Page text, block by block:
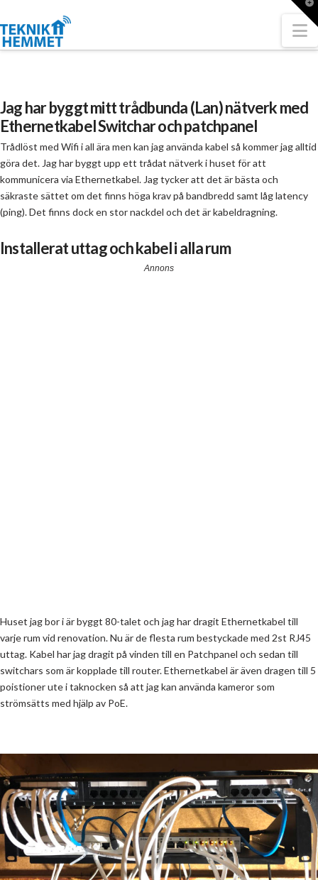
Jag har byggt mitt trådbunda (Lan) nätverk med
Ethernetkabel Switchar och patchpanel
Trådlöst med Wifi i all ära men kan jag använda kabel så kommer jag alltid
göra det. Jag har byggt upp ett trådat nätverk i huset för att
kommunicera via Ethernetkabel. Jag tycker att det är bästa och
säkraste sättet om det finns höga krav på bandbredd samt låg latency
(ping). Det finns dock en stor nackdel och det är kabeldragning.
Installerat uttag och kabel i alla rum
Huset jag bor i är byggt 80-talet och jag har dragit Ethernetkabel till
varje rum vid renovation. Nu är de flesta rum bestyckade med 2st RJ45
uttag. Kabel har jag dragit på vinden till en Patchpanel och sedan till
switchars som är kopplade till router. Ethernetkabel är även dragen till 5
poistioner ute i taknocken så att jag kan använda kameror som
strömsätts med hjälp av PoE.